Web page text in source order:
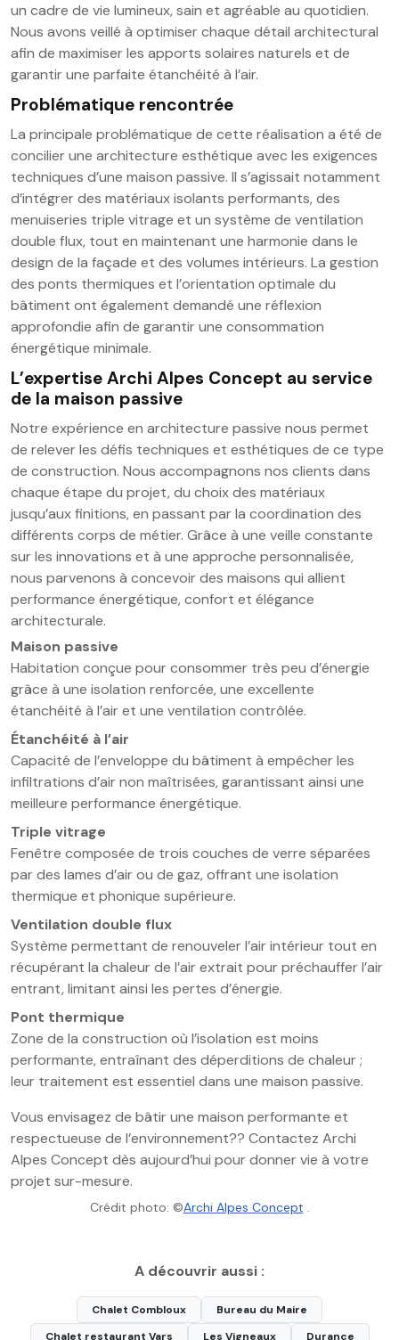
un cadre de vie lumineux, sain et agréable au quotidien.
Nous avons veillé à optimiser chaque détail architectural
afin de maximiser les apports solaires naturels et de
garantir une parfaite étanchéité à l’air.
Problématique rencontrée
La principale problématique de cette réalisation a été de
concilier une architecture esthétique avec les exigences
techniques d’une maison passive. Il s’agissait notamment
d’intégrer des matériaux isolants performants, des
menuiseries triple vitrage et un système de ventilation
double flux, tout en maintenant une harmonie dans le
design de la façade et des volumes intérieurs. La gestion
des ponts thermiques et l’orientation optimale du
bâtiment ont également demandé une réflexion
approfondie afin de garantir une consommation
énergétique minimale.
L’expertise Archi Alpes Concept au service
de la maison passive
Notre expérience en architecture passive nous permet
de relever les défis techniques et esthétiques de ce type
de construction. Nous accompagnons nos clients dans
chaque étape du projet, du choix des matériaux
jusqu’aux finitions, en passant par la coordination des
différents corps de métier. Grâce à une veille constante
sur les innovations et à une approche personnalisée,
nous parvenons à concevoir des maisons qui allient
performance énergétique, confort et élégance
architecturale.
Maison passive
Habitation conçue pour consommer très peu d’énergie
grâce à une isolation renforcée, une excellente
étanchéité à l’air et une ventilation contrôlée.
Étanchéité à l’air
Capacité de l’enveloppe du bâtiment à empêcher les
infiltrations d’air non maîtrisées, garantissant ainsi une
meilleure performance énergétique.
Triple vitrage
Fenêtre composée de trois couches de verre séparées
par des lames d’air ou de gaz, offrant une isolation
thermique et phonique supérieure.
Ventilation double flux
Système permettant de renouveler l’air intérieur tout en
récupérant la chaleur de l’air extrait pour préchauffer l’air
entrant, limitant ainsi les pertes d’énergie.
Pont thermique
Zone de la construction où l’isolation est moins
performante, entraînant des déperditions de chaleur ;
leur traitement est essentiel dans une maison passive.
Vous envisagez de bâtir une maison performante et
respectueuse de l’environnement?? Contactez Archi
Alpes Concept dès aujourd’hui pour donner vie à votre
projet sur-mesure.
Crédit photo: ©Archi Alpes Concept .
A découvrir aussi :
Chalet Combloux
Bureau du Maire
Chalet restaurant Vars
Les Vigneaux Durance